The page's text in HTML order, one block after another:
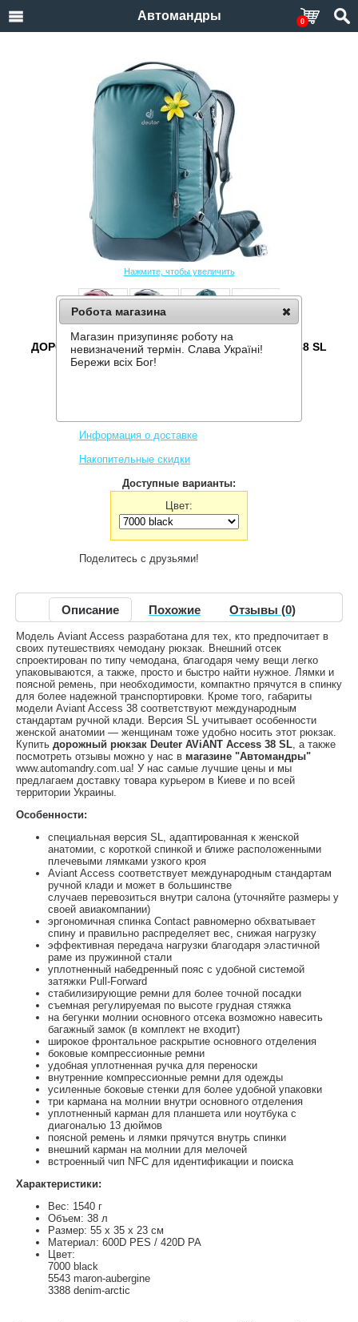
Автомандры 0
Нажмите, чтобы увеличить
ДОРОЖНЫЙ РЮКЗАК DEUTER AVIANT ACCESS 38 SL
Информация о доставке
Накопительные скидки
Доступные варианты:
Цвет:
Поделитесь с друзьями!
Описание Похожие Отзывы (0)
Модель Aviant Access разработана для тех, кто предпочитает в
своих путешествиях чемодану рюкзак. Внешний отсек
спроектирован по типу чемодана, благодаря чему вещи легко
упаковываются, а также, просто и быстро найти нужное. Лямки и
поясной ремень, при необходимости, компактно прячутся в спинку
для более надежной транспортировки. Кроме того, габариты
модели Aviant Access 38 соответствуют международным
стандартам ручной клади. Версия SL учитывает особенности
женской анатомии — женщинам тоже удобно носить этот рюкзак.
Купить дорожный рюкзак Deuter AViANT Access 38 SL, а также
посмотреть отзывы можно у нас в магазине "Автомандры"
www.automandry.com.ua! У нас самые лучшие цены и мы
предлагаем доставку товара курьером в Киеве и по всей
территории Украины.
Особенности:
специальная версия SL, адаптированная к женской
анатомии, с короткой спинкой и ближе расположенными
плечевыми лямками узкого кроя
Aviant Access соответствует международным стандартам
ручной клади и может в большинстве
случаев перевозиться внутри салона (уточняйте размеры у
своей авиакомпании)
эргономичная спинка Contact равномерно обхватывает
спину и правильно распределяет вес, снижая нагрузку
эффективная передача нагрузки благодаря эластичной
раме из пружинной стали
уплотненный набедренный пояс с удобной системой
затяжки Pull-Forward
стабилизирующие ремни для более точной посадки
съемная регулируемая по высоте грудная стяжка
на бегунки молнии основного отсека возможно навесить
багажный замок (в комплект не входит)
широкое фронтальное раскрытие основного отделения
боковые компрессионные ремни
удобная уплотненная ручка для переноски
внутренние компрессионные ремни для одежды
усиленные боковые стенки для более удобной упаковки
три кармана на молнии внутри основного отделения
уплотненный карман для планшета или ноутбука с
диагональю 13 дюймов
поясной ремень и лямки прячутся внутрь спинки
внешний карман на молнии для мелочей
встроенный чип NFC для идентификации и поиска
Характеристики:
Вес: 1540 г
Объем: 38 л
Размер: 55 x 35 x 23 см
Материал: 600D PES / 420D PA
Цвет:
7000 black
5543 maron-aubergine
3388 denim-arctic
Робота магазина
Магазин призупиняє роботу на
невизначений термін. Слава Україні!
Бережи всіх Бог!